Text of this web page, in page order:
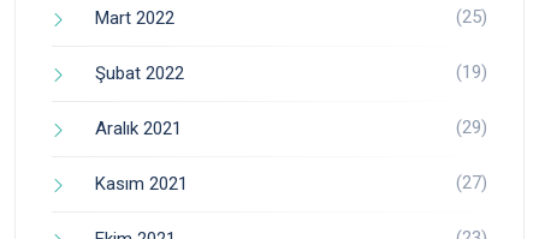
Mart 2022 (25)
Şubat 2022 (19)
Aralık 2021 (29)
Kasım 2021 (27)